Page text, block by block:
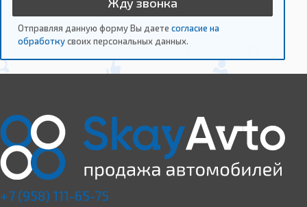
Отправляя данную форму Вы даете согласие на
обработкусвоих персональных данных.
+7 (958) 111-65-75